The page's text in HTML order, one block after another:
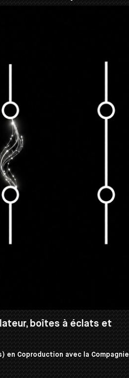
boîtes à éclats et
en Coproduction avec la Compagnie